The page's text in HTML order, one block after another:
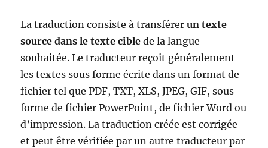
La traduction consiste à transférerun texte
source dans le texte cible de la langue
souhaitée. Le traducteur reçoit généralement
les textes sous forme écrite dans un format de
fichier tel que PDF, TXT, XLS, JPEG, GIF, sous
forme de fichier PowerPoint, de fichier Word ou
d’impression. La traduction créée est corrigée
et peut être vérifiée par un autre traducteur par